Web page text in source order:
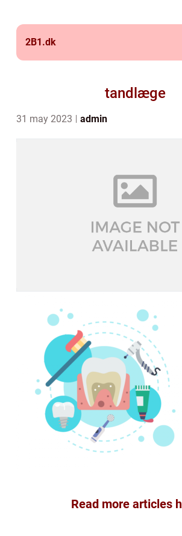
2B1.dk
tandlæge
31 may 2023 admin
Read more articles